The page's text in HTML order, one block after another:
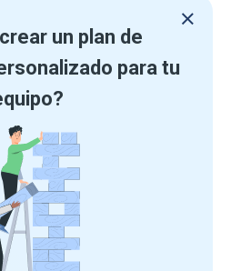
un plan de
para tu